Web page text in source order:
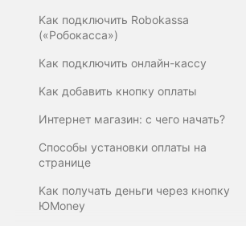
Kак подключить Robokassa
(«Робокасса»)
Как подключить онлайн-кассу
Kак добавить кнопку оплаты
Интернет магазин: с чего начать?
Cпособы установки оплаты на
странице
Kак получать деньги через кнопку
ЮMoney